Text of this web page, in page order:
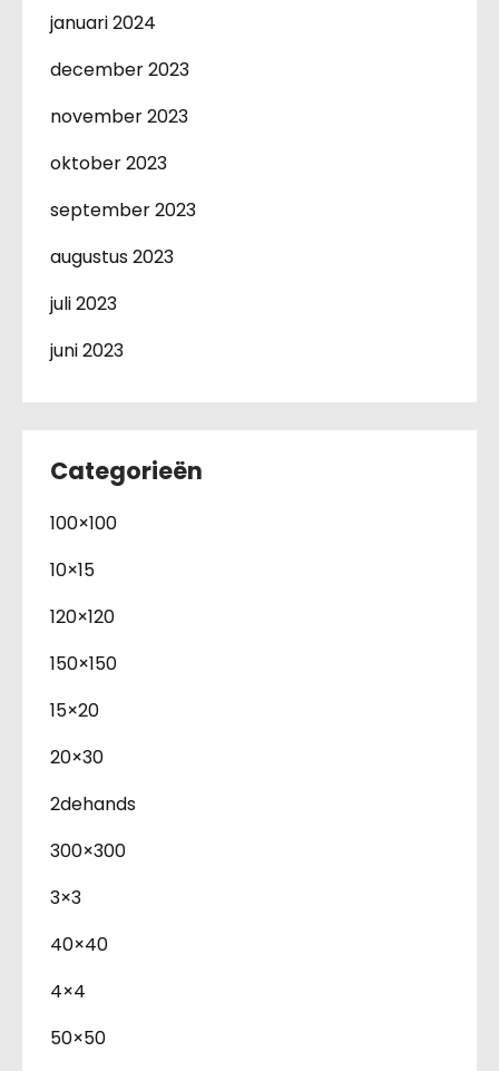
januari 2024
december 2023
november 2023
oktober 2023
september 2023
augustus 2023
juli 2023
juni 2023
Categorieën
100×100
10×15
120×120
150×150
15×20
20×30
2dehands
300×300
3×3
40×40
4×4
50×50